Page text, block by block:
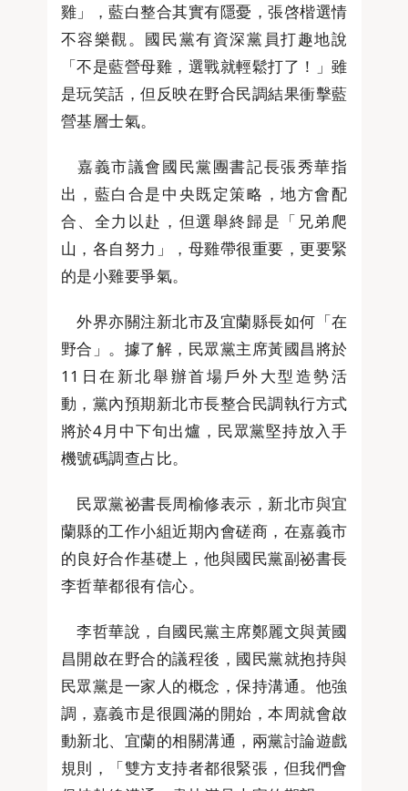
雞」，藍白整合其實有隱憂，張啓楷選情
不容樂觀。國民黨有資深黨員打趣地說
「不是藍營母雞，選戰就輕鬆打了！」雖
是玩笑話，但反映在野合民調結果衝擊藍
營基層士氣。
嘉義市議會國民黨團書記長張秀華指
出，藍白合是中央既定策略，地方會配
合、全力以赴，但選舉終歸是「兄弟爬
山，各自努力」，母雞帶很重要，更要緊
的是小雞要爭氣。
外界亦關注新北市及宜蘭縣長如何「在
野合」。據了解，民眾黨主席黃國昌將於
11日在新北舉辦首場戶外大型造勢活
動，黨內預期新北市長整合民調執行方式
將於4月中下旬出爐，民眾黨堅持放入手
機號碼調查占比。
民眾黨祕書長周榆修表示，新北市與宜
蘭縣的工作小組近期內會磋商，在嘉義市
的良好合作基礎上，他與國民黨副祕書長
李哲華都很有信心。
李哲華說，自國民黨主席鄭麗文與黃國
昌開啟在野合的議程後，國民黨就抱持與
民眾黨是一家人的概念，保持溝通。他強
調，嘉義市是很圓滿的開始，本周就會啟
動新北、宜蘭的相關溝通，兩黨討論遊戲
規則，「雙方支持者都很緊張，但我們會